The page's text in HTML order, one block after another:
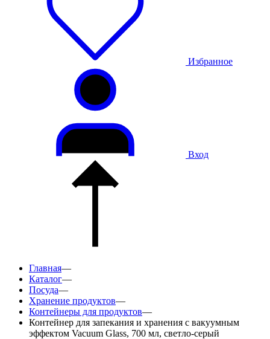
Избранное
Вход
Главная—
Каталог—
Посуда—
Хранение продуктов—
Контейнеры для продуктов—
Контейнер для запекания и хранения с вакуумным
эффектом Vacuum Glass, 700 мл, светло-серый